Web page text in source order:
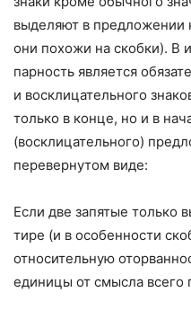
выделяют в предложении
они похожи на скобки). В
парность является
и восклицательного
только в конце, но и в
(восклицательного)
перевернутом виде:
Если две запятые только
тире (и в особенности
относительную
единицы от смысла всего